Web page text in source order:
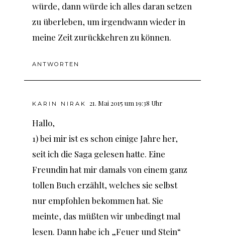
würde, dann würde ich alles daran setzen
zu überleben, um irgendwann wieder in
meine Zeit zurückkehren zu können.
ANTWORTEN
KARIN NIRAK 21. Mai 2015 um 19:38 Uhr
Hallo,
1) bei mir ist es schon einige Jahre her,
seit ich die Saga gelesen hatte. Eine
Freundin hat mir damals von einem ganz
tollen Buch erzählt, welches sie selbst
nur empfohlen bekommen hat. Sie
meinte, das müßten wir unbedingt mal
lesen. Dann habe ich „Feuer und Stein“